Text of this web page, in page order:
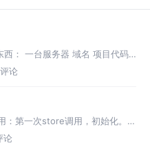
： 一台服务器 域名 项目代码
2、购买服务器 3、选择官方镜
评论
第一次store调用，初始化。
取这个count用
论